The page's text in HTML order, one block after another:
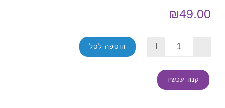
₪49.00
-
+ הוספה לסל
קנה עכשיו